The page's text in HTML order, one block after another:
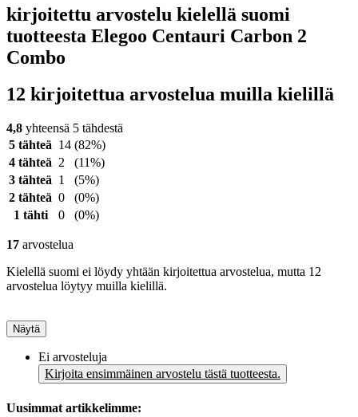
kirjoitettu arvostelu kielellä suomi
tuotteesta Elegoo Centauri Carbon 2
Combo
12 kirjoitettua arvostelua muilla kielillä
4,8 yhteensä 5 tähdestä
5 tähteä 14 (82%)
4 tähteä 2
(11%)
3 tähteä 1
(5%)
2 tähteä 0
(0%)
1 tähti
0 (0%)
17 arvostelua
Kielellä suomi ei löydy yhtään kirjoitettua arvostelua, mutta 12
arvostelua löytyy muilla kielillä.
Näytä
Ei arvosteluja
Kirjoita ensimmäinen arvostelu tästä tuotteesta.
Uusimmat artikkelimme: